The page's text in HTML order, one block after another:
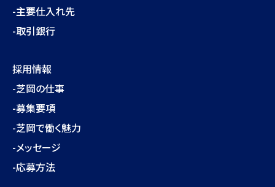
-主要仕入れ先
-取引銀行
採用情報
-芝岡の仕事
-募集要項
-芝岡で働く魅力
-メッセージ
-応募方法